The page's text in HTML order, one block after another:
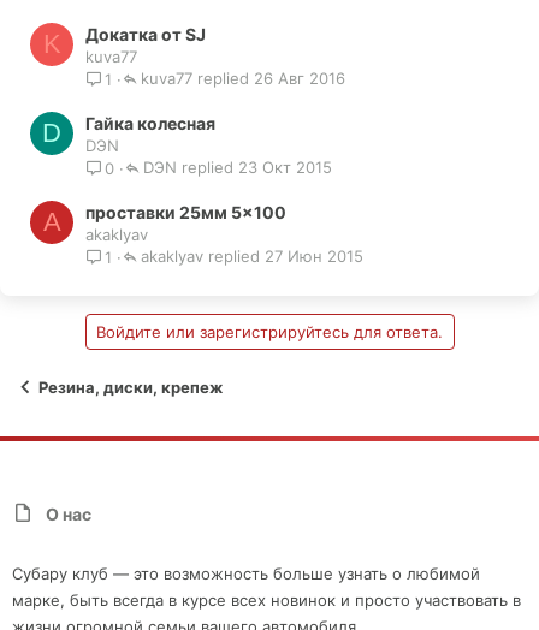
K Докатка от SJ
kuva77
1
26 Авг 2016
kuva77
D Гайка колесная
DЭN
0
23 Окт 2015
DЭN
A проставки 25мм 5×100
akaklyav
1
27 Июн 2015
akaklyav
Войдите или зарегистрируйтесь для ответа.
Резина, диски, крепеж
О нас
Субару клуб — это возможность больше узнать о любимой
марке, быть всегда в курсе всех новинок и просто участвовать в